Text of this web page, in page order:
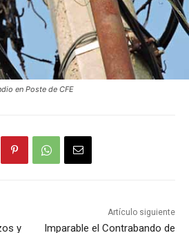
en Poste de CFE
y
Artículo siguiente
Imparable el Contrabando de